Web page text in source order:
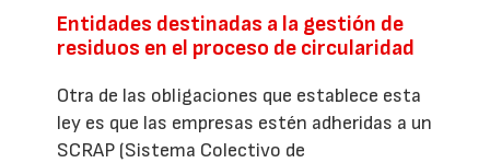
Entidades destinadas a la gestión de
residuos en el proceso de circularidad
Otra de las obligaciones que establece esta
ley es que las empresas estén adheridas a un
SCRAP (Sistema Colectivo de